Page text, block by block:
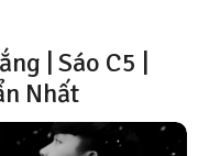
| Sáo C5 |
Nhất